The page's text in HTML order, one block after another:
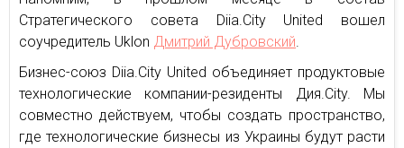
Стратегического совета Diia.City United вошел
соучредитель Uklon Дмитрий Дубровский
Бизнес-союз Diia.City United объединяет продуктовые
технологические компании-резиденты Дия.City. Мы
совместно действуем, чтобы создать пространство,
где технологические бизнесы из Украины будут расти